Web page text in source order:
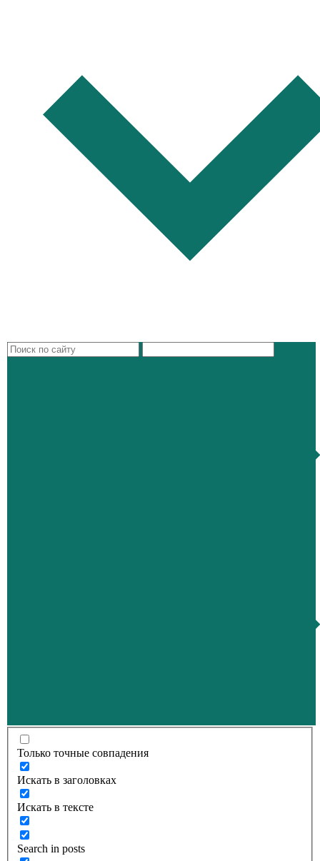
Только точные совпадения
Искать в заголовках
Искать в тексте
Search in posts